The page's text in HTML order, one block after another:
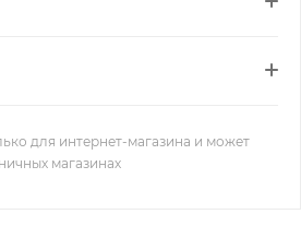
для интернет-магазина и может
магазинах